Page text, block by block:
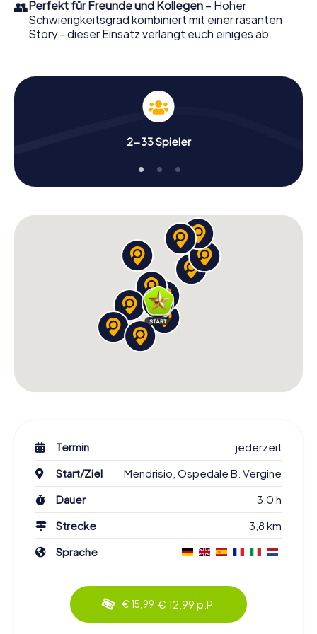
👥Perfekt für Freunde und Kollegen – Hoher
Schwierigkeitsgrad kombiniert mit einer rasanten
Story - dieser Einsatz verlangt euch einiges ab.
2-33 Spieler
Termin
jederzeit
Start/Ziel
Mendrisio, Ospedale B. Vergine
Dauer
3,0 h
Strecke
3,8 km
Sprache
€ 15,99 € 12,99 p.P.